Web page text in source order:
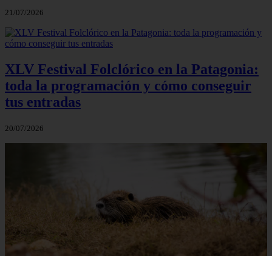
21/07/2026
XLV Festival Folclórico en la Patagonia:
toda la programación y cómo conseguir
tus entradas
20/07/2026